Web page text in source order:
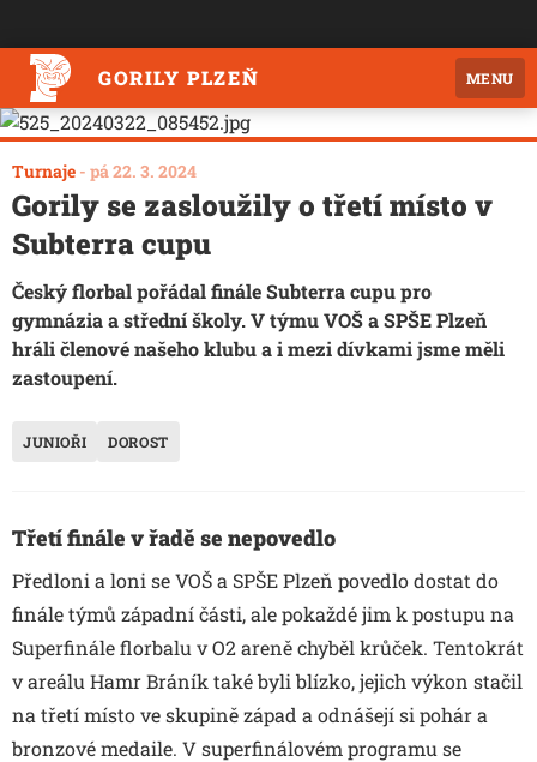
GORILY PLZEŇ MENU
Turnaje - pá 22. 3. 2024
Gorily se zasloužily o třetí místo v
Subterra cupu
Český florbal pořádal finále Subterra cupu pro
gymnázia a střední školy. V týmu VOŠ a SPŠE Plzeň
hráli členové našeho klubu a i mezi dívkami jsme měli
zastoupení.
JUNIOŘI DOROST
Třetí finále v řadě se nepovedlo
Předloni a loni seVOŠ a SPŠE Plzeň povedlo dostat do
finále týmů západní části, ale pokaždé jim k postupu na
Superfinále florbalu v O2 areně chyběl krůček. Tentokrát
v areálu Hamr Bráník také byli blízko, jejich výkon stačil
na třetí místo ve skupině západ a odnášejí si pohár a
bronzové medaile. V superfinálovém programu se